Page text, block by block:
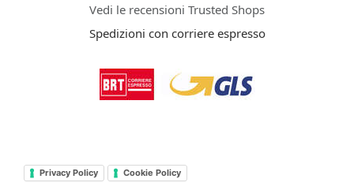
Vedi le recensioni Trusted Shops
Spedizioni con corriere espresso
Privacy Policy Cookie Policy